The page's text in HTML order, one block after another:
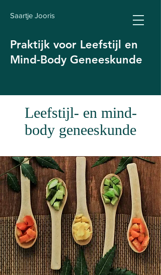
Saartje Jooris
Praktijk voor Leefstijl en
Mind-Body Geneeskunde
Leefstijl- en mind-
body geneeskunde